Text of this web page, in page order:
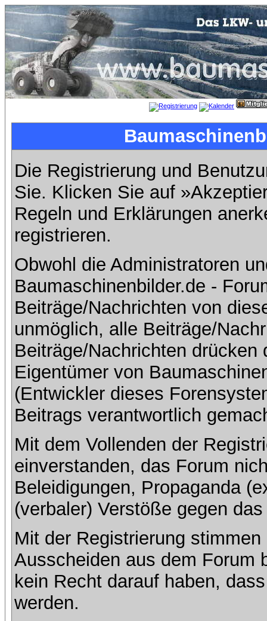
Die Registrierung und
Sie. Klicken Sie auf
Regeln und Erklärungen
registrieren.
Obwohl die Administratoren
Baumaschinenbilder.de -
Beiträge/Nachrichten von
unmöglich, alle Beiträge/
Beiträge/Nachrichten
Eigentümer von
(Entwickler dieses
Beitrags verantwortlich
Mit dem Vollenden der
einverstanden, das Forum
Beleidigungen, Propaganda
(verbaler) Verstöße gegen
Mit der Registrierung
Ausscheiden aus dem Forum
kein Recht darauf haben,
werden.